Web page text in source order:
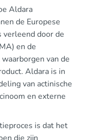
Aldara
de Europese
verleend door de
en de
van de
Aldara is in
van actinische
en externe
is dat het